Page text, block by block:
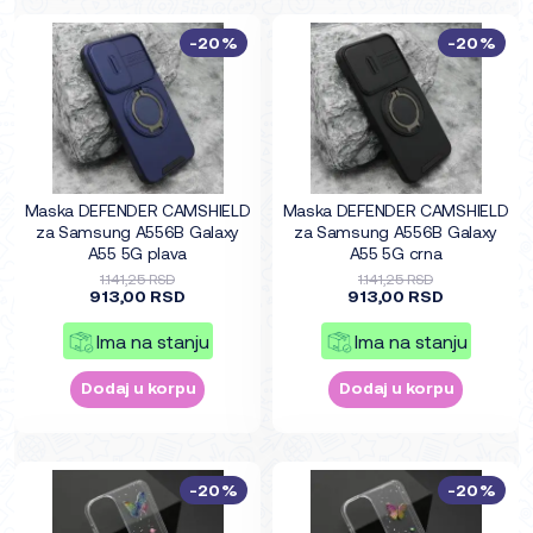
Maska DEFENDER CAMSHIELD
za Samsung A556B Galaxy
A55 5G plava
1.141,25 RSD
913,00 RSD
Ima na stanju
Dodaj u korpu
-20%
Maska DEFENDER CAMSHIELD
za Samsung A556B Galaxy
A55 5G crna
1.141,25 RSD
913,00 RSD
Ima na stanju
Dodaj u korpu
-20%
-20% -20%